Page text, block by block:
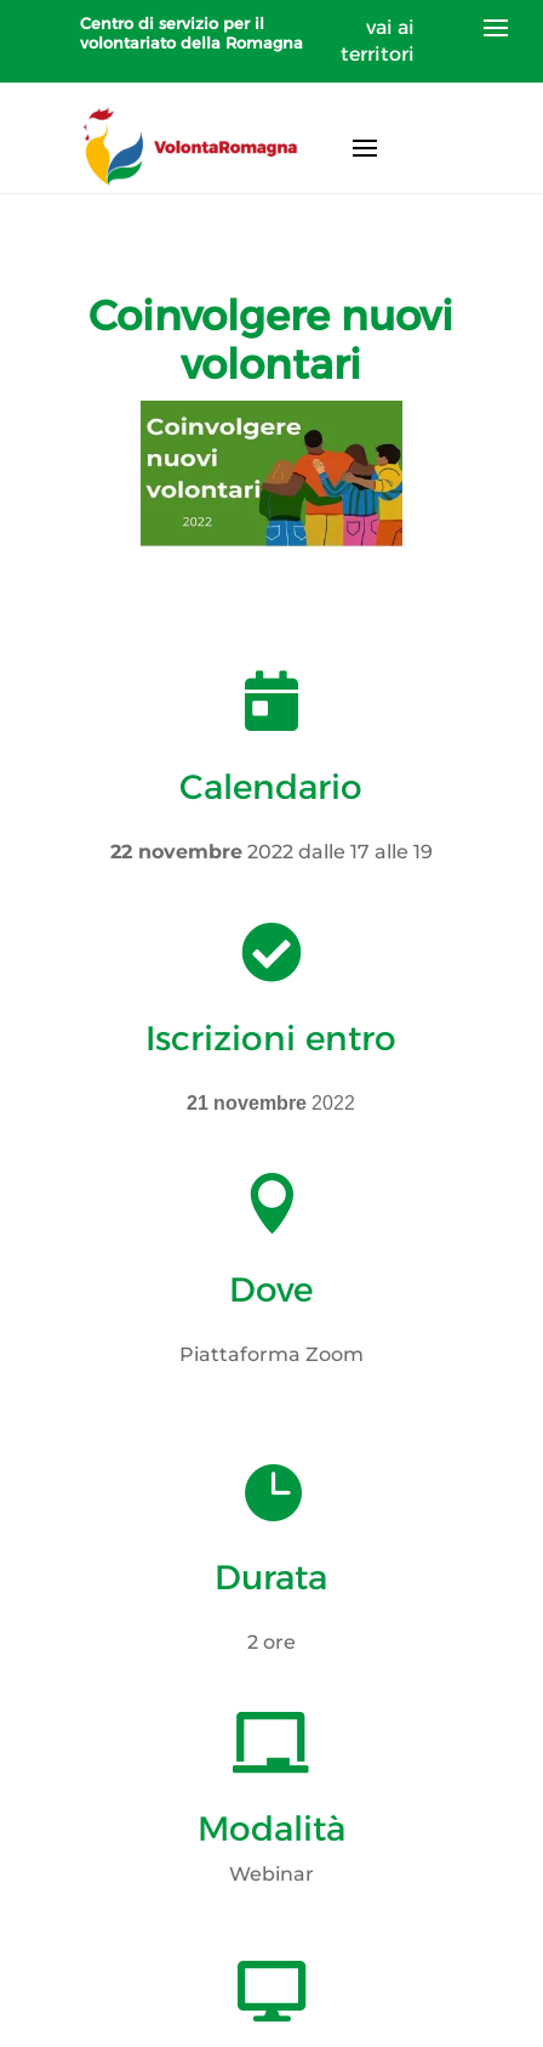
Centro di servizio per il
volontariato della Romagna
vai ai
territori
Coinvolgere nuovi
volontari

Calendario
22 novembre2022 dalle 17 alle 19

Iscrizioni entro
21 novembre 2022

Dove
Piattaforma Zoom

Durata
2 ore

Modalità
Webinar
